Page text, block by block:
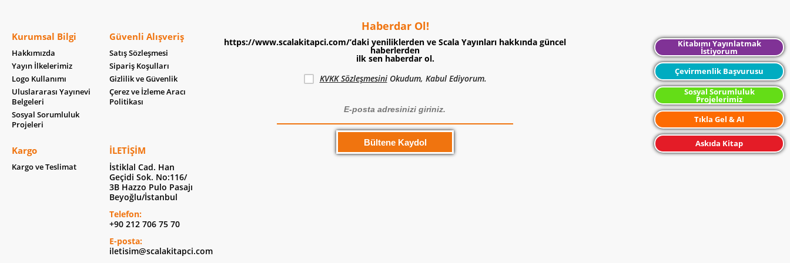
Kurumsal Bilgi
Hakkımızda
Yayın İlkelerimiz
Logo Kullanımı
Uluslararası Yayınevi
Belgeleri
Sosyal Sorumluluk
Projeleri
Güvenli Alışveriş
Satış Sözleşmesi
Sipariş Koşulları
Gizlilik ve Güvenlik
Çerez ve İzleme Aracı
Politikası
Kargo
Kargo ve Teslimat
İLETIŞIM
İstiklal Cad. Han
Geçidi Sok. No:116/
3B Hazzo Pulo Pasajı
Beyoğlu/İstanbul
Telefon:
+90 212 706 75 70
E-posta:
iletisim@scalakitapci.com
Haberdar Ol!
https://www.scalakitapci.com/’daki yeniliklerden ve Scala Yayınları hakkında güncel
haberlerden
ilk sen haberdar ol.
KVKK SözleşmesiniOkudum, Kabul Ediyorum.
Kitabımı Yayınlatmak
İstiyorum
Çevirmenlik Başvurusu
Sosyal Sorumluluk
Projelerimiz
Tıkla Gel & Al
Askıda Kitap